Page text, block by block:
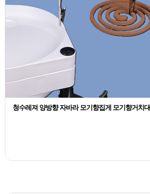
청수레져 양방향 자바라 모기향집게 모기향거치대